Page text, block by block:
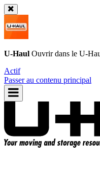
U-Haul Ouvrir dans le U-
Actif
Passer au contenu principal